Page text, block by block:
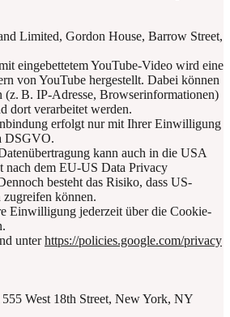
Limited, Gordon House, Barrow Street,
eingebettetem YouTube-Video wird eine
von YouTube hergestellt. Dabei können
(z. B. IP-Adresse, Browserinformationen)
dort verarbeitet werden.
erfolgt nur mit Ihrer Einwilligung
DSGVO.
kann auch in die USA
dem EU-US Data Privacy
besteht das Risiko, dass US-
können.
Einwilligung jederzeit über die Cookie-
unterhttps://policies.google.com/privacy
West 18th Street, New York, NY